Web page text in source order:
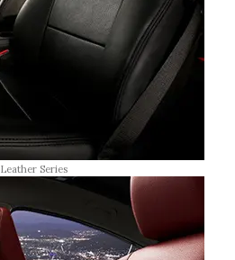
Leather Series